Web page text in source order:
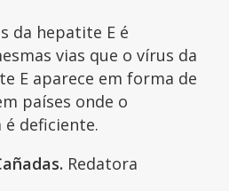
da hepatite E é
vias que o vírus da
E aparece em forma de
países onde o
deficiente.
Redatora